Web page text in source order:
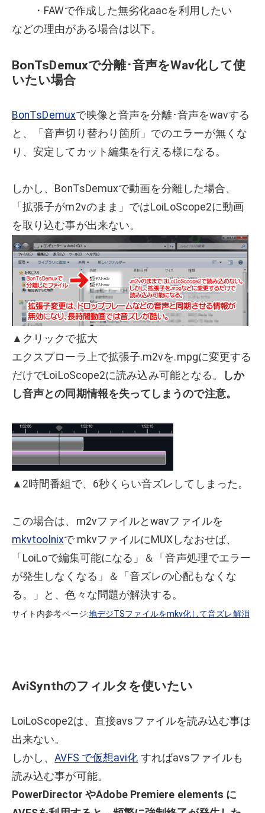
・FAWで作成した無劣化aacを利用したい
などの理由がある場合は以下。
BonTsDemuxで分離･音声をWav化して使
いたい場合
BonTsDemuxで映像と音声を分離･音声をwavする
と、「音声切り替わり箇所」でのエラーが無くな
り、安定してカット編集を行える様になる。
しかし、BonTsDemuxで動画を分離した場合、
「拡張子がm2vのまま」ではLoiLoScope2に動画
を取り込む事が出来ない。
▲クリックで拡大
エクスプローラ上で拡張子.m2vを.mpgに変更する
だけでLoiLoScope2に読み込み可能となる。
しか
し音声との同期情報を失ってしまうので注意。
▲2時間番組で、6秒くらい音ズレしてしまった。
この場合は、m2vファイルとwavファイルを
mkvtoolnixで mkvファイルにMUXしなおせば、
「LoiLoで編集可能になる」＆「音声処理でエラー
が発生しなくなる」＆「音ズレの心配もなくな
る。」と、色々な問題が解決する。
サイト内参考ページ:地デジTSファイルをmkv化して音ズレ解消
AviSynthのフィルタを使いたい
LoiLoScope2は、直接avsファイルを読み込む事は
出来ない。
しかし、AVFS で仮想avi化 すればavsファイルも
読み込む事が可能。
PowerDirector やAdobe Premiere elements に